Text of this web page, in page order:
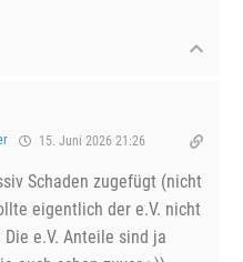
15. Juni 2026 21:26
Schaden zugefügt (nicht
eigentlich der e.V. nicht
e.V. Anteile sind ja